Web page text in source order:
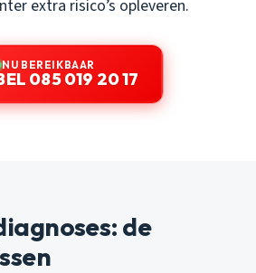
extra risico’s opleveren.
NU BEREIKBAAR
085 019 20 17
de